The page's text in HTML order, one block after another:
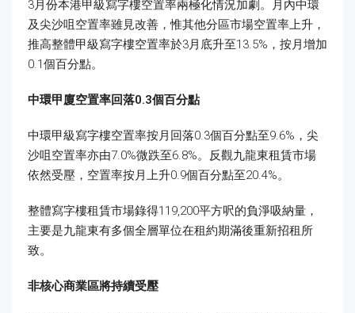
3月份本港甲級寫字樓空置率兩極化情況加劇。月內中環
及尖沙咀空置率雖見改善，惟其他分區市場空置率上升，
推高整體甲級寫字樓空置率於3月底升至13.5%，按月增加
0.1個百分點。
中環甲廈空置率回落0.3個百分點
中環甲級寫字樓空置率按月回落0.3個百分點至9.6%，尖
沙咀空置率亦由7.0%微跌至6.8%。反觀九龍東租賃市場
依然受壓，空置率按月上升0.9個百分點至20.4%。
整體寫字樓租賃市場錄得119,200平方呎的負淨吸納量，
主要是九龍東有多個全層單位在租約期滿後重新招租所
致。
非核心商業區將持續受壓